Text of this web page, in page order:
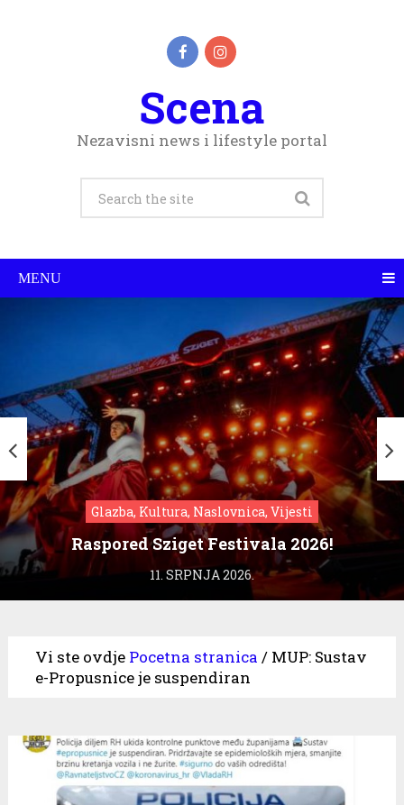
Scena
Nezavisni news i lifestyle portal
MENU
Glazba, Kultura, Naslovnica, Vijesti
Raspored Sziget Festivala 2026!
11. SRPNJA 2026.
Vi ste ovdje Pocetna stranica / MUP: Sustav
e-Propusnice je suspendiran